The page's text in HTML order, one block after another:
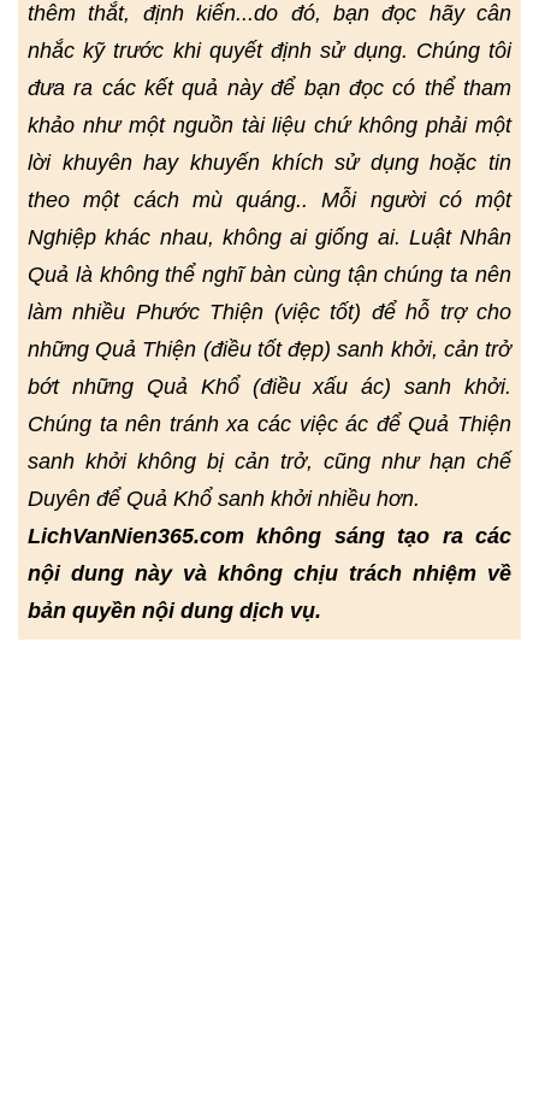
thêm thắt, định kiến...do đó, bạn đọc hãy cân
nhắc kỹ trước khi quyết định sử dụng. Chúng tôi
đưa ra các kết quả này để bạn đọc có thể tham
khảo như một nguồn tài liệu chứ không phải một
lời khuyên hay khuyến khích sử dụng hoặc tin
theo một cách mù quáng.. Mỗi người có một
Nghiệp khác nhau, không ai giống ai. Luật Nhân
Quả là không thể nghĩ bàn cùng tận chúng ta nên
làm nhiều Phước Thiện (việc tốt) để hỗ trợ cho
những Quả Thiện (điều tốt đẹp) sanh khởi, cản trở
bớt những Quả Khổ (điều xấu ác) sanh khởi.
Chúng ta nên tránh xa các việc ác để Quả Thiện
sanh khởi không bị cản trở, cũng như hạn chế
Duyên để Quả Khổ sanh khởi nhiều hơn.
LichVanNien365.com không sáng tạo ra các
nội dung này và không chịu trách nhiệm về
bản quyền nội dung dịch vụ.